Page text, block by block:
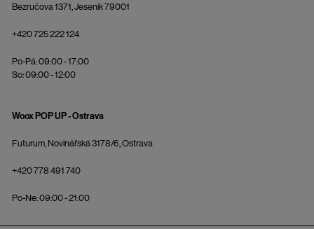
Bezručova 1371, Jeseník 79001
+420 725 222 124
Po-Pá: 09:00 - 17:00
So: 09:00 - 12:00
Woox POP UP - Ostrava
Futurum, Novinářská 3178/6, Ostrava
+420 778 491 740
Po-Ne: 09:00 - 21:00